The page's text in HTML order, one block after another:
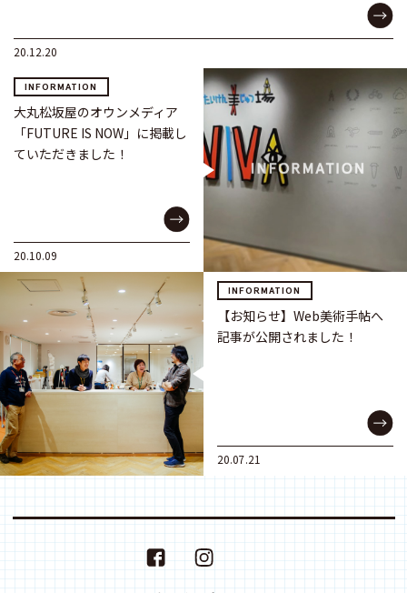
20.12.20
INFORMATION
大丸松坂屋のオウンメディア
「FUTURE IS NOW」に掲載し
ていただきました！
20.10.09
INFORMATION
【お知らせ】Web美術手帖へ
記事が公開されました！
20.07.21